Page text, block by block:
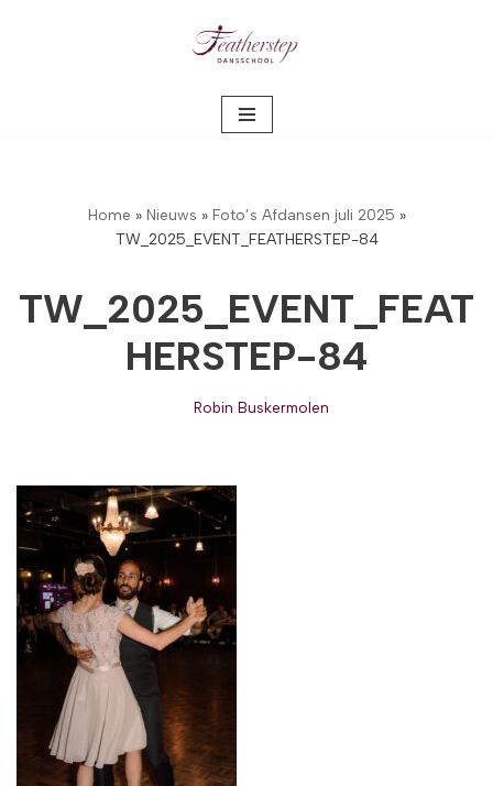
Home » Nieuws » Foto’s Afdansen juli 2025 »
TW_2025_EVENT_FEATHERSTEP-84
TW_2025_EVENT_FEAT
HERSTEP-84
Robin Buskermolen